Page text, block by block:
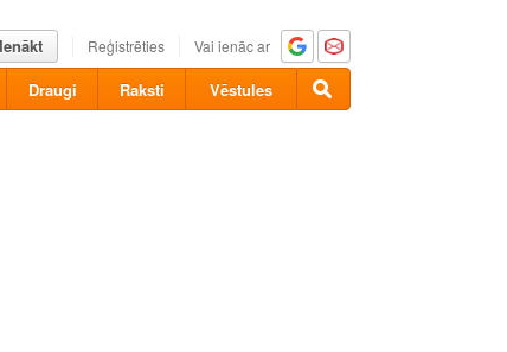
Ienākt Reģistrēties Vai ienāc ar
Draugi Raksti Vēstules